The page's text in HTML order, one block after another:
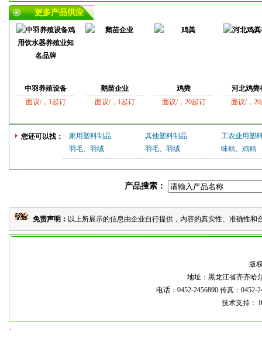
更多产品供应
中羽养殖设备
面议/，1起订
鹅苗企业
面议/，1起订
鸡粪
面议/，20起订
河北鸡粪
面议/，
您还可以找： 家用塑料制品 其他塑料制品
工农业用塑
羽毛、羽绒
羽毛、羽绒 味精、鸡精
产品搜索：
免责声明： 以上所展示的信息由企业自行提供，内容的真实性、准确性
版
地址：黑龙江省齐齐哈
电话：0452-2456890 传真：0452-
技术支持：